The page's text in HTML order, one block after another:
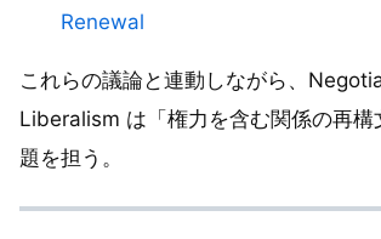
Renewal
これらの議論と連動しながら、
Liberalism は「権力を含む関係の再構
題を担う。